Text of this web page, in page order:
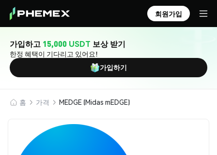
회원가입
가입하고 15,000 USDT 보상 받기
한정 혜택이 기다리고 있어요!
가입하기
홈 가격 MEDGE (Midas mEDGE)